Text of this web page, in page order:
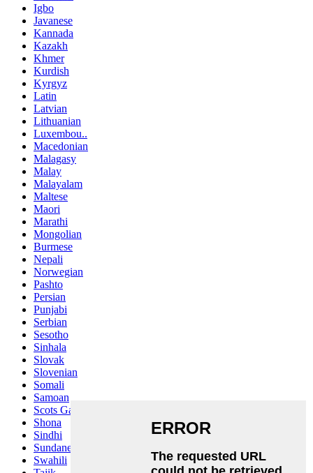
Igbo
Javanese
Kannada
Kazakh
Khmer
Kurdish
Kyrgyz
Latin
Latvian
Lithuanian
Luxembou..
Macedonian
Malagasy
Malay
Malayalam
Maltese
Maori
Marathi
Mongolian
Burmese
Nepali
Norwegian
Pashto
Persian
Punjabi
Serbian
Sesotho
Sinhala
Slovak
Slovenian
Somali
Samoan
Scots Gaelic
Shona
Sindhi
Sundanese
Swahili